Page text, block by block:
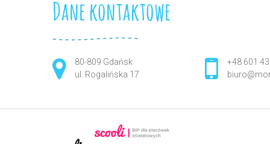
Dane kontaktowe
80-809 Gdańsk
ul. Rogalińska 17
+48 601